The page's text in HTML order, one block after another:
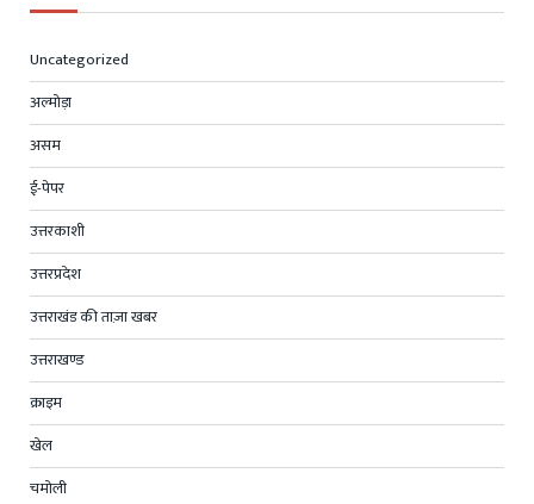
Uncategorized
अल्मोड़ा
असम
ई-पेपर
उत्तरकाशी
उत्तरप्रदेश
उत्तराखंड की ताज़ा खबर
उत्तराखण्ड
क्राइम
खेल
चमोली